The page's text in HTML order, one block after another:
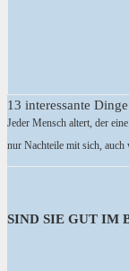
13 interessante
Jeder Mensch altert, der
nur Nachteile mit sich, auch
SIND SIE GUT IM